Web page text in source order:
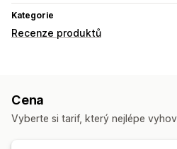
Kategorie
Recenze produktů
Karusely
Karty nebo postranní lišty
Cena
Vyberte si tarif, který nejlépe